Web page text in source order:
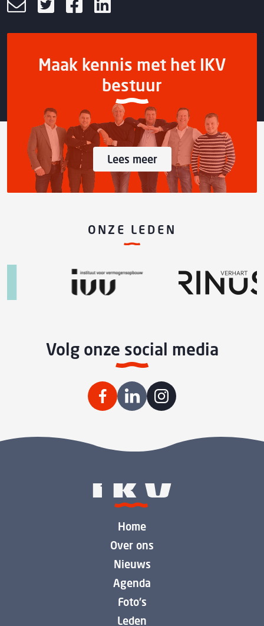
Maak kennis met het IKV
bestuur
Lees meer
ONZE LEDEN
Volg onze social media
Home
Over ons
Nieuws
Agenda
Foto's
Leden